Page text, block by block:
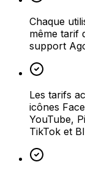
Chaque
même tarif
support
Les tarifs
icônes
YouTube,
TikTok et